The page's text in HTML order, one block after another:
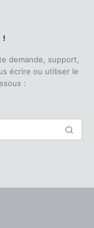
!
demande, support,
écrire ou utiliser le
: